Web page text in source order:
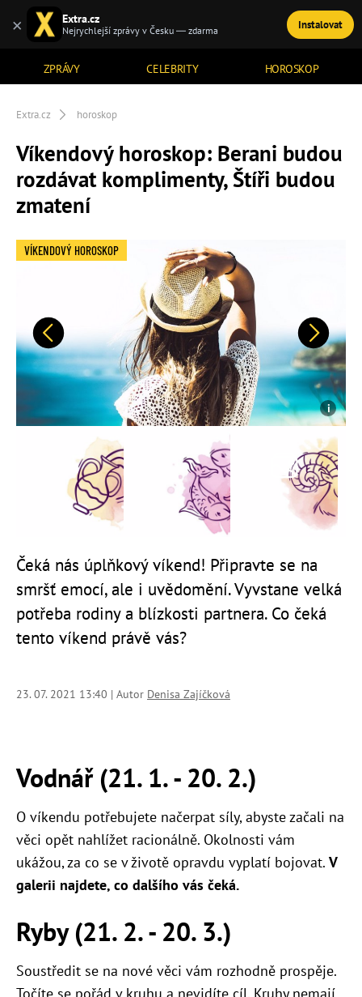
ZPRÁVY CELEBRITY HOROSKOP
TÉMATA
Extra.cz horoskop
Víkendový horoskop: Berani budou
rozdávat komplimenty, Štíři budou
zmatení
Předchozí Další
VÍKENDOVÝ HOROSKOP
Čeká nás úplňkový víkend! Připravte se na
smršť emocí, ale i uvědomění. Vyvstane velká
potřeba rodiny a blízkosti partnera. Co čeká
tento víkend právě vás?
23. 07. 2021 13:40 | Autor Denisa Zajíčková
Vodnář (21. 1. - 20. 2.)
O víkendu potřebujete načerpat síly, abyste začali na
věci opět nahlížet racionálně. Okolnosti vám
ukážou, za co se v životě opravdu vyplatí bojovat. V
galerii najdete, co dalšího vás čeká.
Ryby (21. 2. - 20. 3.)
Soustředit se na nové věci vám rozhodně prospěje.
× Extra.cz
Nejrychlejší zprávy v Česku — zdarma Instalovat